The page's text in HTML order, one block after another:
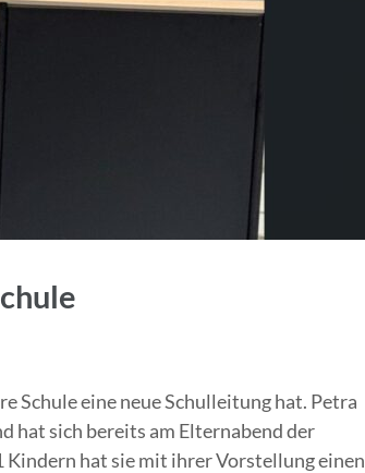
Schule eine neue Schulleitung hat. Petra
hat sich bereits am Elternabend der
hat sie mit ihrer Vorstellung einen